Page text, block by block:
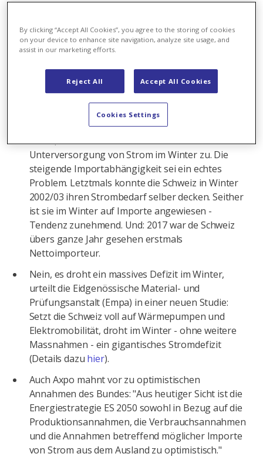
Modellierung der System Adequacy in der
") zeige, dass die Versorgungssicherheit der
Schweiz bis 2035 als unkritisch einzustufen ist,
Europa verbunden sei.
Elektrizitätskommission (Elcom). Ihr nicht für
Alarmismus bekannte Präsident Carlo Schmid
warnt, die Schweiz laufe auf eine zunehmende
Unterversorgung von Strom im Winter zu. Die
steigende Importabhängigkeit sei ein echtes
Problem. Letztmals konnte die Schweiz in Winter
2002/03 ihren Strombedarf selber decken. Seither
ist sie im Winter auf Importe angewiesen -
Tendenz zunehmend. Und: 2017 war de Schweiz
übers ganze Jahr gesehen erstmals
Nettoimporteur.
Nein, es droht ein massives Defizit im Winter,
urteilt die Eidgenössische Material- und
Prüfungsanstalt (Empa) in einer neuen Studie:
Setzt die Schweiz voll auf Wärmepumpen und
Elektromobilität, droht im Winter - ohne weitere
Massnahmen - ein gigantisches Stromdefizit
(Details dazu hier).
Auch Axpo mahnt vor zu optimistischen
Annahmen des Bundes: "Aus heutiger Sicht ist die
Energiestrategie ES 2050 sowohl in Bezug auf die
Produktionsannahmen, die Verbrauchsannahmen
und die Annahmen betreffend möglicher Importe
von Strom aus dem Ausland zu optimistisch."
By clicking “Accept All Cookies”, you agree to the storing of cookies
on your device to enhance site navigation, analyze site usage, and
assist in our marketing efforts.
Reject All Accept All Cookies
Cookies Settings